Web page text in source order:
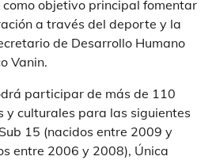
objetivo principal fomentar
a través del deporte y la
de Desarrollo Humano
Vanin.
participar de más de 110
culturales para las siguientes
15 (nacidos entre 2009 y
entre 2006 y 2008), Única